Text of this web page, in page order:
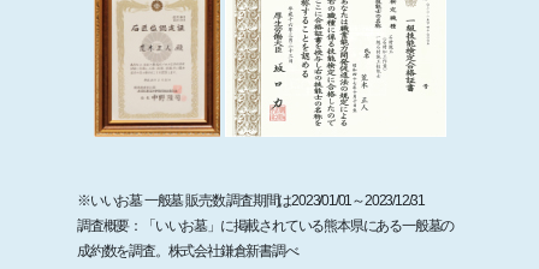
※いいお墓 一般墓 販売数 調査期間は2023/01/01～2023/12/31
調査概要：「いいお墓」に掲載されている熊本県にある一般墓の
成約数を調査。株式会社鎌倉新書調べ